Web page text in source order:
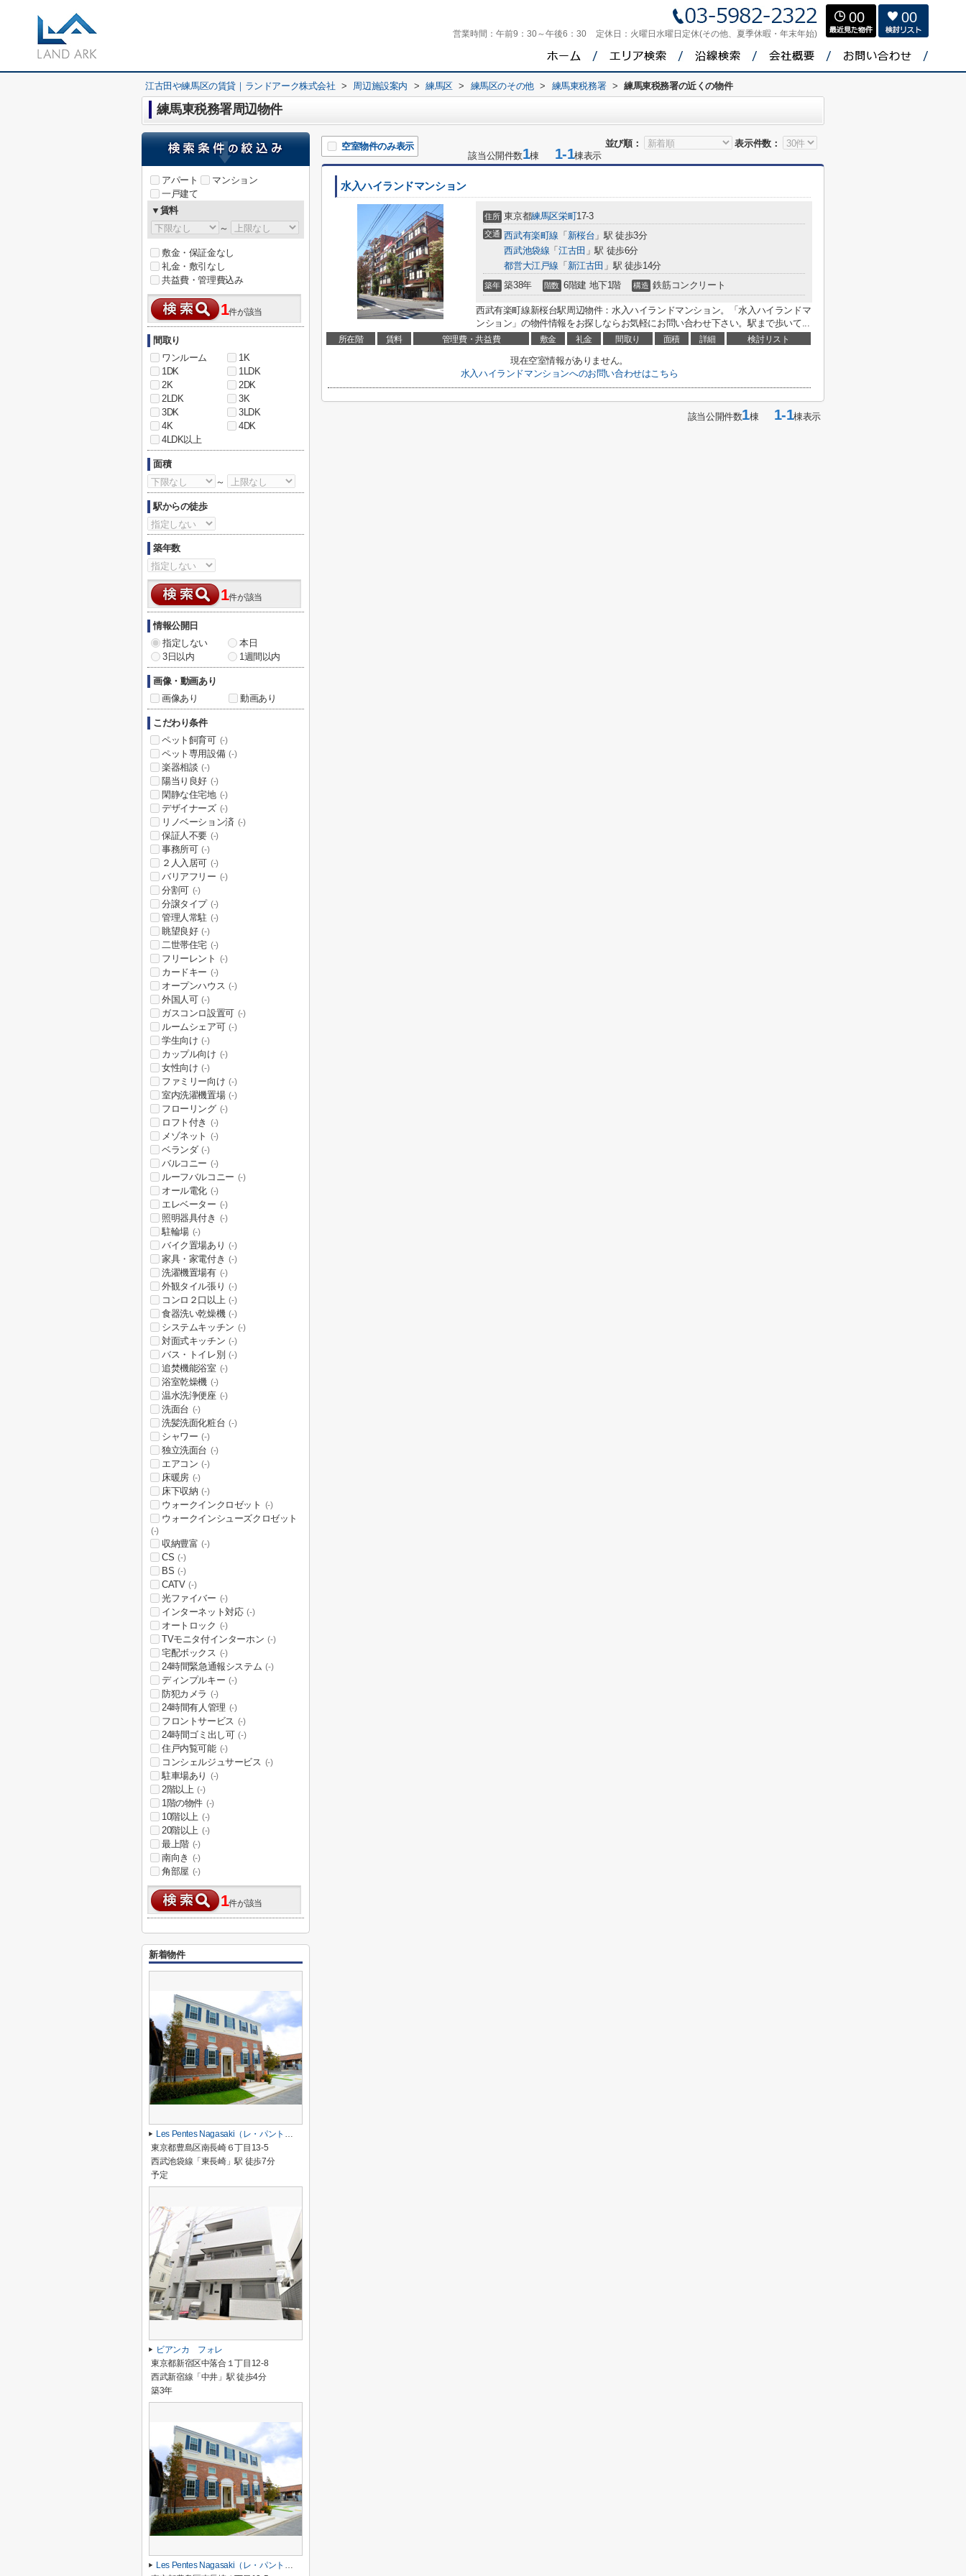
営業時間： 午前9：30～午後6：30 定休日： 火曜日水曜日定休(その他、夏季休暇・年末年始)
00 00
江古田や練馬区の賃貸｜ランドアーク株式会社 > 周辺施設案内 > 練馬区 > 練馬区のその他 > 練馬東税務署 > 練馬東税務署の近くの物件
練馬東税務署周辺物件
並び順： 表示件数：
空室物件のみ表示
該当公開件数1棟 1-1棟表示
水入ハイランドマンション
住所 東京都練馬区栄町17-3
交通 西武有楽町線 「 新桜台 」駅 徒歩3分
西武池袋線 「 江古田 」駅 徒歩6分
都営大江戸線 「 新江古田 」駅 徒歩14分
築年 築38年 階数 6階建 地下1階 構造 鉄筋コンクリート
西武有楽町線新桜台駅周辺物件：水入ハイランドマンション。「水入ハイランドマ
ンション」の物件情報をお探しならお気軽にお問い合わせ下さい。駅まで歩いて...
所在階 賃料 管理費・共益費 敷金 礼金 間取り 面積 詳細 検討リスト
現在空室情報がありません。
水入ハイランドマンションへのお問い合わせはこちら
該当公開件数1棟 1-1棟表示
アパート
マンション
一戸建て
▼賃料
～
敷金・保証金なし
礼金・敷引なし
共益費・管理費込み
1件が該当
間取り
ワンルーム
1K
1DK
1LDK
2K
2DK
2LDK
3K
3DK
3LDK
4K
4DK
4LDK以上
面積
～
駅からの徒歩
築年数
1件が該当
情報公開日
指定しない
本日
3日以内
1週間以内
画像・動画あり
画像あり
動画あり
こだわり条件
ペット飼育可 (-)
ペット専用設備 (-)
楽器相談 (-)
陽当り良好 (-)
閑静な住宅地 (-)
デザイナーズ (-)
リノベーション済 (-)
保証人不要 (-)
事務所可 (-)
２人入居可 (-)
バリアフリー (-)
分割可 (-)
分譲タイプ (-)
管理人常駐 (-)
眺望良好 (-)
二世帯住宅 (-)
フリーレント (-)
カードキー (-)
オープンハウス (-)
外国人可 (-)
ガスコンロ設置可 (-)
ルームシェア可 (-)
学生向け (-)
カップル向け (-)
女性向け (-)
ファミリー向け (-)
室内洗濯機置場 (-)
フローリング (-)
ロフト付き (-)
メゾネット (-)
ベランダ (-)
バルコニー (-)
ルーフバルコニー (-)
オール電化 (-)
エレベーター (-)
照明器具付き (-)
駐輪場 (-)
バイク置場あり (-)
家具・家電付き (-)
洗濯機置場有 (-)
外観タイル張り (-)
コンロ２口以上 (-)
食器洗い乾燥機 (-)
システムキッチン (-)
対面式キッチン (-)
バス・トイレ別 (-)
追焚機能浴室 (-)
浴室乾燥機 (-)
温水洗浄便座 (-)
洗面台 (-)
洗髪洗面化粧台 (-)
シャワー (-)
独立洗面台 (-)
エアコン (-)
床暖房 (-)
床下収納 (-)
ウォークインクロゼット (-)
ウォークインシューズクロゼット
(-)
収納豊富 (-)
CS (-)
BS (-)
CATV (-)
光ファイバー (-)
インターネット対応 (-)
オートロック (-)
TVモニタ付インターホン (-)
宅配ボックス (-)
24時間緊急通報システム (-)
ディンプルキー (-)
防犯カメラ (-)
24時間有人管理 (-)
フロントサービス (-)
24時間ゴミ出し可 (-)
住戸内覧可能 (-)
コンシェルジュサービス (-)
駐車場あり (-)
2階以上 (-)
1階の物件 (-)
10階以上 (-)
20階以上 (-)
最上階 (-)
南向き (-)
角部屋 (-)
1件が該当
新着物件
Les Pentes Nagasaki（レ・パント・ナガサキ）
東京都豊島区南長崎６丁目13-5
西武池袋線「東長崎」駅 徒歩7分
予定
ビアンカ フォレ
東京都新宿区中落合１丁目12-8
西武新宿線「中井」駅 徒歩4分
築3年
Les Pentes Nagasaki（レ・パント・ナガサキ）